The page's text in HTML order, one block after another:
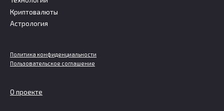
Криптовалюты
Астрология
Политика конфиденциальности
Пользовательское соглашение
О проекте